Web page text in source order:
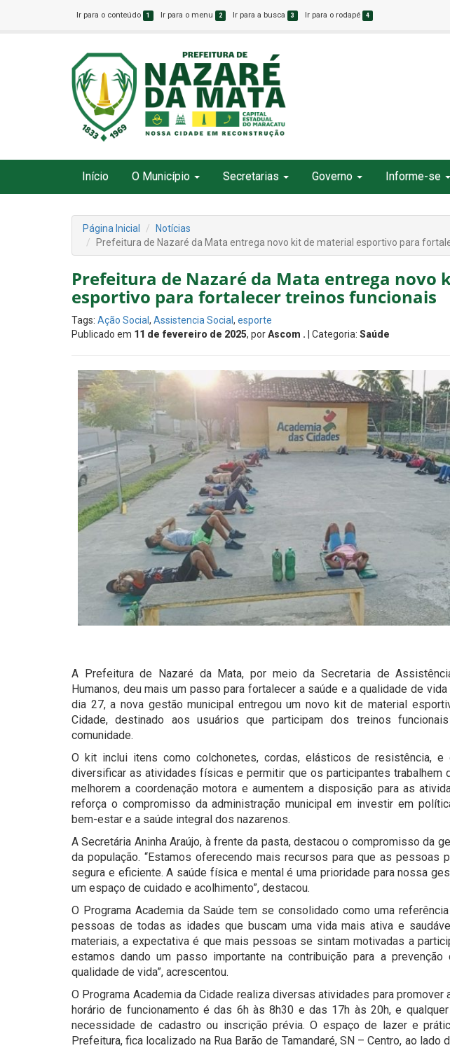
Ir para o conteúdo 1 Ir para o menu 2 Ir para a busca 3 Ir para o rodapé 4
Início O Município Secretarias Governo Informe-se
Página Inicial
Notícias
Prefeitura de Nazaré da Mata entrega novo kit de material esportivo para
Prefeitura de Nazaré da Mata entrega novo
esportivo para fortalecer treinos funcionais
Tags: Ação Social , Assistencia Social , esporte
Publicado em 11 de fevereiro de 2025, porAscom . | Categoria: Saúde
A Prefeitura de Nazaré da Mata, por meio da Secretaria de
Humanos, deu mais um passo para fortalecer a saúde e a qualidade de
dia 27, a nova gestão municipal entregou um novo kit de material
Cidade, destinado aos usuários que participam dos treinos
comunidade.
O kit inclui itens como colchonetes, cordas, elásticos de resistência, e
diversificar as atividades físicas e permitir que os participantes trabalhem
melhorem a coordenação motora e aumentem a disposição para as
reforça o compromisso da administração municipal em investir em
bem-estar e a saúde integral dos nazarenos.
A Secretária Aninha Araújo, à frente da pasta, destacou o compromisso da
da população. “Estamos oferecendo mais recursos para que as pessoas
segura e eficiente. A saúde física e mental é uma prioridade para nossa
um espaço de cuidado e acolhimento”, destacou.
O Programa Academia da Saúde tem se consolidado como uma
pessoas de todas as idades que buscam uma vida mais ativa e
materiais, a expectativa é que mais pessoas se sintam motivadas a
estamos dando um passo importante na contribuição para a
qualidade de vida”, acrescentou.
O Programa Academia da Cidade realiza diversas atividades para promover
horário de funcionamento é das 6h às 8h30 e das 17h às 20h, e
necessidade de cadastro ou inscrição prévia. O espaço de lazer e
Prefeitura, fica localizado na Rua Barão de Tamandaré, SN – Centro, ao lado